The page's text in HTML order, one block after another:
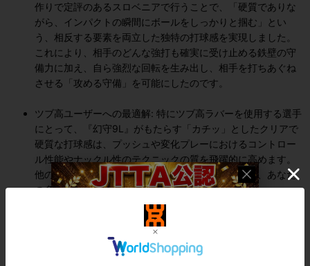
作りで定評のあるスロベニアで行うことで、「硬質でありな
がら、インパクトの瞬間にボールをしっかりと掴む」とい
う、相反する要素を両立した独特の打球感を実現しました。
これにより、相手のどんな強打も確実に受け止める鉄壁の守
備力に加え、自ら強烈な回転を生み出し、相手を打ちあぐね
させる「攻める守備」を可能にしたのです。
ツブ高ユーザーへの最適解: 特にツブ高ラバーを使用する選手
にとって、『幻守9L』がもたらす「カチッ」としたクリアで
硬質な打球感は、プッシュや変化プレーにおけるコントロー
ル性能やナックル性のテクニックの質を飛躍的に高めます。
他のラケットでは得られない、この明確な打球感が、あなた
の多彩な戦術をサポートします。
驚異のコストパフォーマンス: これだけの特殊構造と高性能を
実現しながら、異例とも言える価格設定を実現できたこと
も、『幻守9L』が他の追随を許さない大きな理由です。